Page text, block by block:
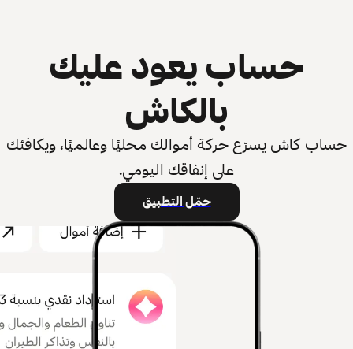
حساب يعود عليك
بالكاش
حساب كاش يسرّع حركة أموالك محليًا وعالميًا، ويكافئك
على إنفاقك اليومي.
حمّل التطبيق